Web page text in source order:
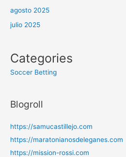
agosto 2025
julio 2025
Categories
Soccer Betting
Blogroll
https://samucastillejo.com
https://maratonianosdeleganes.com
https://mission-rossi.com